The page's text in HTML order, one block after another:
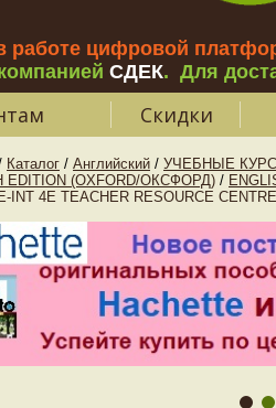
цифровой
СДЕК. Для
Скидки
Каталог / Английский / УЧЕБНЫЕ
EDITION (OXFORD/ОКСФОРД) /
INT 4E TEACHER RESOURCE